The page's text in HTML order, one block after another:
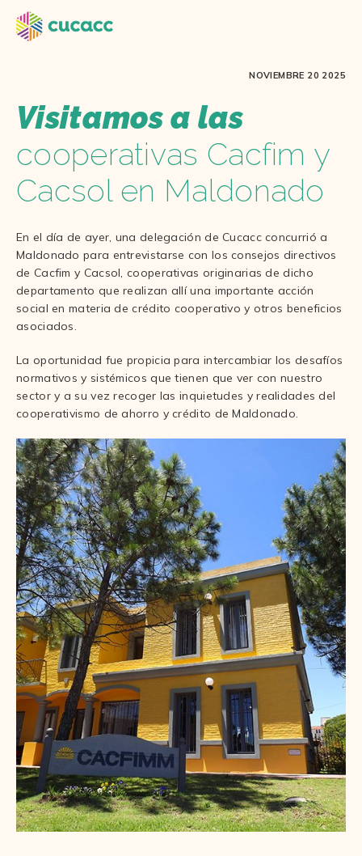
NOVIEMBRE 20 2025
Visitamos a las
cooperativas Cacfim y
Cacsol en Maldonado
En el día de ayer, una delegación de Cucacc concurrió a
Maldonado para entrevistarse con los consejos directivos
de Cacfim y Cacsol, cooperativas originarias de dicho
departamento que realizan allí una importante acción
social en materia de crédito cooperativo y otros beneficios
asociados.
La oportunidad fue propicia para intercambiar los desafíos
normativos y sistémicos que tienen que ver con nuestro
sector y a su vez recoger las inquietudes y realidades del
cooperativismo de ahorro y crédito de Maldonado.